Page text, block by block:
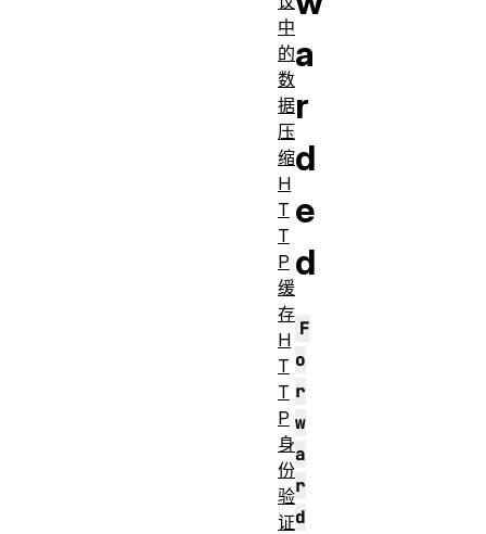
a
r
d
e
d
F
o
r
w
a
r
d
中
的
数
据
压
缩
H
T
T
P
缓
存
H
T
T
P
身
份
验
证